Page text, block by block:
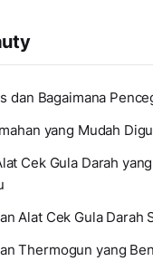
dan Bagaimana
yang Mudah
Cek Gula Darah
Alat Cek Gula Darah
Thermogun yang